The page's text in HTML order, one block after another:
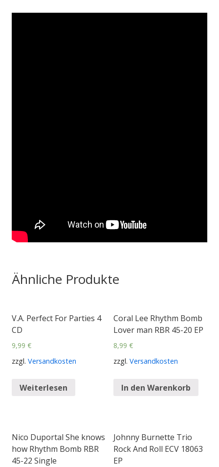
Ähnliche Produkte
V.A. Perfect For Parties 4
CD
9,99 €
zzgl. Versandkosten
Weiterlesen
Coral Lee Rhythm Bomb
Lover man RBR 45-20 EP
8,99 €
zzgl. Versandkosten
In den Warenkorb
Nico Duportal She knows
how Rhythm Bomb RBR
45-22 Single
Johnny Burnette Trio
Rock And Roll ECV 18063
EP